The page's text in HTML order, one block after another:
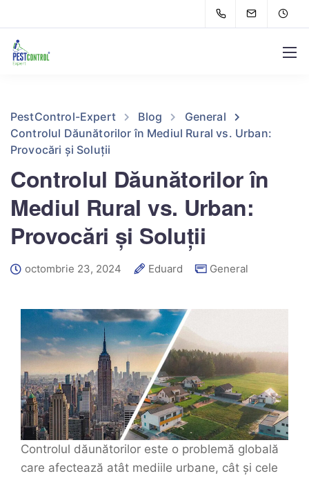
PestControl-Expert Blog
General
Controlul Dăunătorilor în Mediul Rural vs. Urban:
Provocări și Soluții
Controlul Dăunătorilor în
Mediul Rural vs. Urban:
Provocări și Soluții
octombrie 23, 2024 Eduard General
Controlul dăunătorilor este o problemă globală
care afectează atât mediile urbane, cât și cele